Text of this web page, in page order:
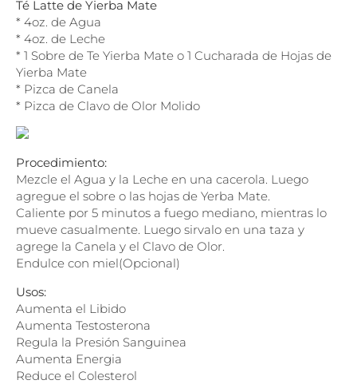
Té Latte de Yierba Mate
* 4oz. de Agua
* 4oz. de Leche
* 1 Sobre de Te Yierba Mate o 1 Cucharada de Hojas de
Yierba Mate
* Pizca de Canela
* Pizca de Clavo de Olor Molido
Procedimiento:
Mezcle el Agua y la Leche en una cacerola. Luego
agregue el sobre o las hojas de Yerba Mate.
Caliente por 5 minutos a fuego mediano, mientras lo
mueve casualmente. Luego sirvalo en una taza y
agrege la Canela y el Clavo de Olor.
Endulce con miel(Opcional)
Usos:
Aumenta el Libido
Aumenta Testosterona
Regula la Presión Sanguinea
Aumenta Energia
Reduce el Colesterol